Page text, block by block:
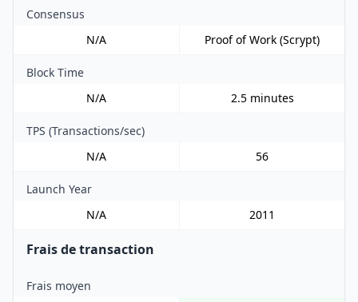
Consensus
N/A
Proof of Work (Scrypt)
Block Time
N/A
2.5 minutes
TPS (Transactions/sec)
N/A
56
Launch Year
N/A
2011
Frais de transaction
Frais moyen